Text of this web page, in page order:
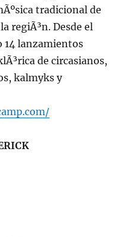
tradicional de
regiÃ³n. Desde el
14 lanzamientos
de circasianos,
kalmyks y